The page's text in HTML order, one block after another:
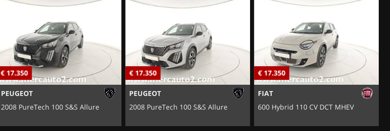
€ 17.350
PEUGEOT
2008 PureTech 100 S&S Allure
€ 17.350
PEUGEOT
2008 PureTech 100 S&S Allure
€ 17.350
FIAT
600 Hybrid 110 CV DCT MHEV